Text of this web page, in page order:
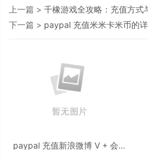
上一篇 > 千橡游戏全攻略：充值方式
下一篇 > paypal 充值米米卡米币的
paypal 充值新浪微博 V + 会员